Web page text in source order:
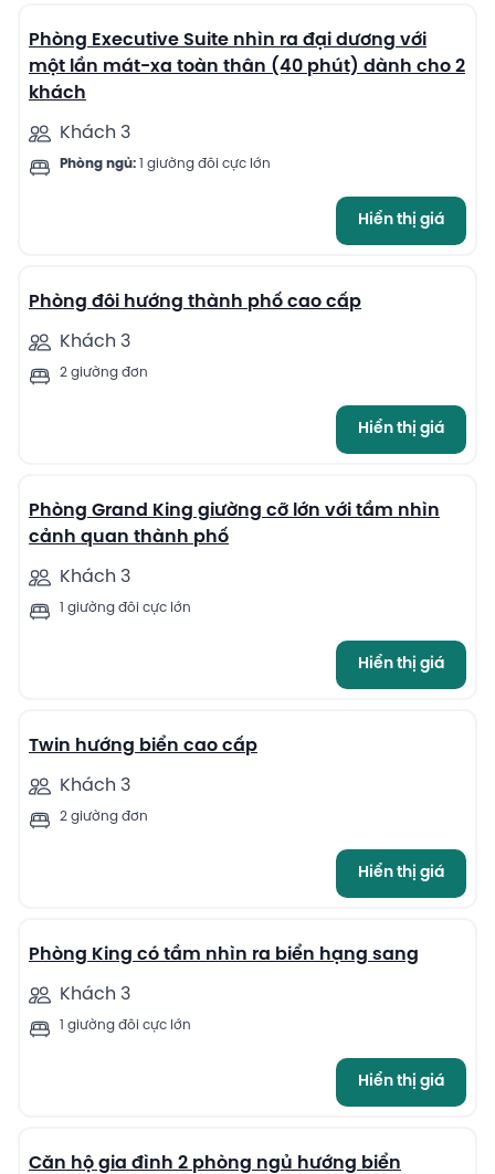
Phòng Executive Suite nhìn ra đại dương với
một lần mát-xa toàn thân (40 phút) dành cho 2
khách
Khách 3
Phòng ngủ: 1 giường đôi cực lớn
Hiển thị giá
4
Phòng đôi hướng thành phố cao cấp
Khách 3
2 giường đơn
Hiển thị giá
7
Phòng Grand King giường cỡ lớn với tầm nhìn
cảnh quan thành phố
Khách 3
1 giường đôi cực lớn
Hiển thị giá
5
Twin hướng biển cao cấp
Khách 3
2 giường đơn
Hiển thị giá
9
Phòng King có tầm nhìn ra biển hạng sang
Khách 3
1 giường đôi cực lớn
Hiển thị giá
4
Căn hộ gia đình 2 phòng ngủ hướng biển